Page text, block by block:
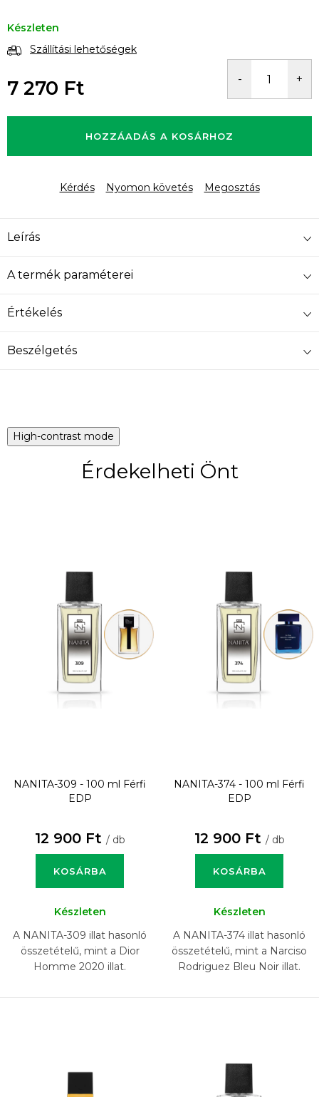
Készleten
Szállítási lehetőségek
7 270 Ft
HOZZÁADÁS A KOSÁRHOZ
Kérdés Nyomon követés Megosztás
Leírás
A termék paraméterei
Értékelés
Beszélgetés
High-contrast mode
Érdekelheti Önt
NANITA-309 - 100 ml
Férfi
EDP
12 900 Ft / db
KOSÁRBA
Készleten
A NANITA-309 illat hasonló
összetételű, mint a Dior
Homme 2020 illat.
NANITA-374 - 100 ml
Férfi
EDP
12 900 Ft / db
KOSÁRBA
Készleten
A NANITA-374 illat hasonló
összetételű, mint a Narciso
Rodriguez Bleu Noir illat.